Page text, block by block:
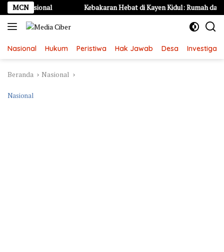
Langsung
ke
konten
MCN Kebakaran Hebat di Kayen Kidul: Rumah dan 6
Nasional Hukum Peristiwa Hak Jawab Desa Investigasi
Beranda Nasional
Nasional